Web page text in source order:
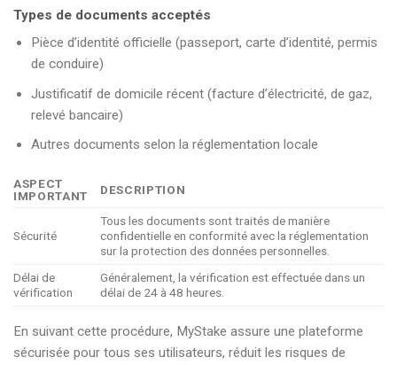
Types de documents acceptés
Pièce d’identité officielle (passeport, carte d’identité, permis
de conduire)
Justificatif de domicile récent (facture d’électricité, de gaz,
relevé bancaire)
Autres documents selon la réglementation locale
ASPECT
IMPORTANT
DESCRIPTION
Sécurité
Tous les documents sont traités de manière
confidentielle en conformité avec la réglementation
sur la protection des données personnelles.
Délai de
vérification
Généralement, la vérification est effectuée dans un
délai de 24 à 48 heures.
En suivant cette procédure, MyStake assure une plateforme
sécurisée pour tous ses utilisateurs, réduit les risques de